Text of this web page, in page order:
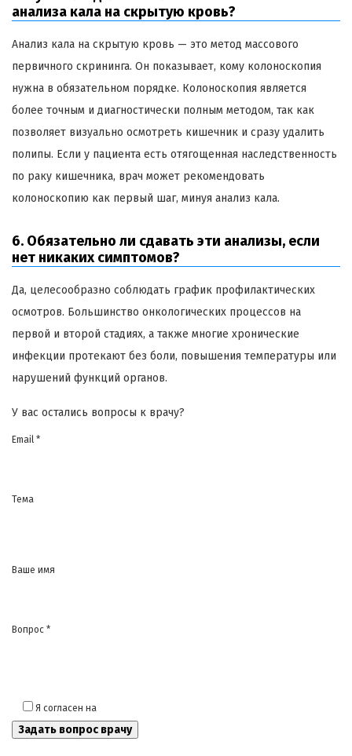
анализа кала на скрытую кровь?
Анализ кала на скрытую кровь — это метод массового
первичного скрининга. Он показывает, кому колоноскопия
нужна в обязательном порядке. Колоноскопия является
более точным и диагностически полным методом, так как
позволяет визуально осмотреть кишечник и сразу удалить
полипы. Если у пациента есть отягощенная наследственность
по раку кишечника, врач может рекомендовать
колоноскопию как первый шаг, минуя анализ кала.
6. Обязательно ли сдавать эти анализы, если
нет никаких симптомов?
Да, целесообразно соблюдать график профилактических
осмотров. Большинство онкологических процессов на
первой и второй стадиях, а также многие хронические
инфекции протекают без боли, повышения температуры или
нарушений функций органов.
У вас остались вопросы к врачу?
Email *
Тема
Ваше имя
Вопрос *
Я согласен на